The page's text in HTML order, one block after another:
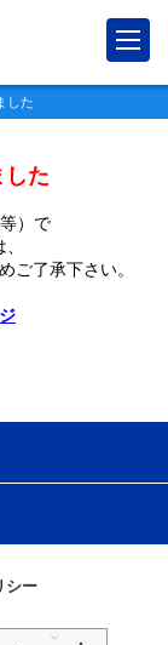
した
した
）で
ご了承下さい。
シー